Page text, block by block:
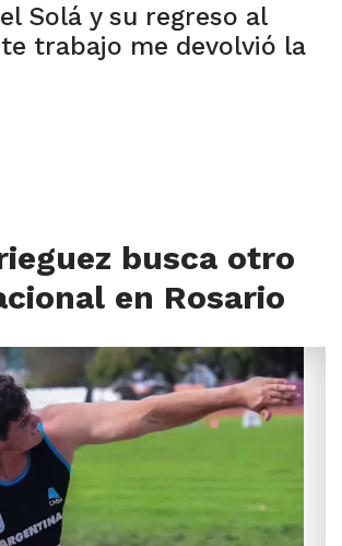
Solá y su regreso al
trabajo me devolvió la
busca otro
en Rosario